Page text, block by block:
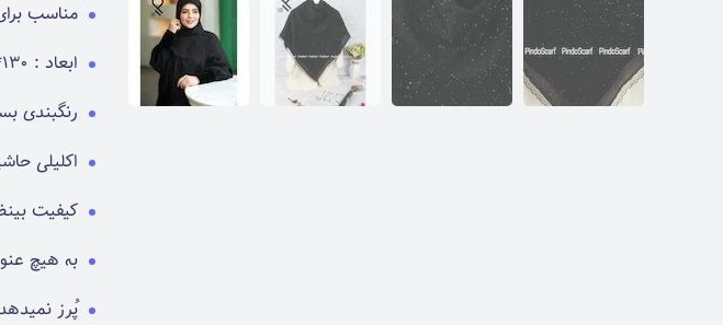
مناسب
ابعاد : 130*130 سانتیمتر
رنگبندی
اکلیلی
کیفیت
به هیچ
پُرز